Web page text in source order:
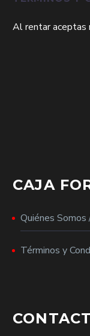
Al rentar aceptas
CAJA
Quiénes
Términos y